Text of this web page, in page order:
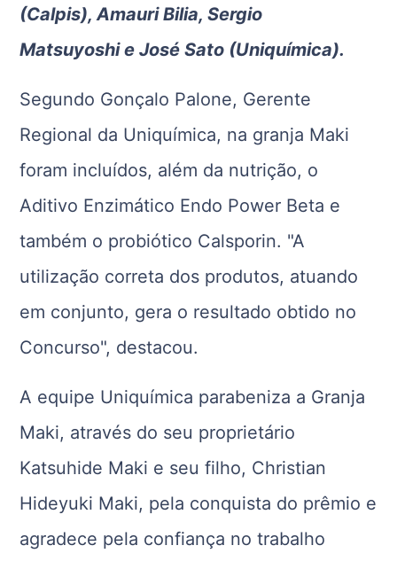
(Calpis), Amauri Bilia, Sergio
Matsuyoshi e José Sato (Uniquímica).
Segundo Gonçalo Palone, Gerente
Regional da Uniquímica, na granja Maki
foram incluídos, além da nutrição, o
Aditivo Enzimático Endo Power Beta e
também o probiótico Calsporin. "A
utilização correta dos produtos, atuando
em conjunto, gera o resultado obtido no
Concurso", destacou.
A equipe Uniquímica parabeniza a Granja
Maki, através do seu proprietário
Katsuhide Maki e seu filho, Christian
Hideyuki Maki, pela conquista do prêmio e
agradece pela confiança no trabalho